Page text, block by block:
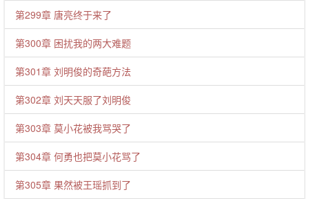
第299章 唐亮终于来了
第300章 困扰我的两大难题
第301章 刘明俊的奇葩方法
第302章 刘天天服了刘明俊
第303章 莫小花被我骂哭了
第304章 何勇也把莫小花骂了
第305章 果然被王瑶抓到了